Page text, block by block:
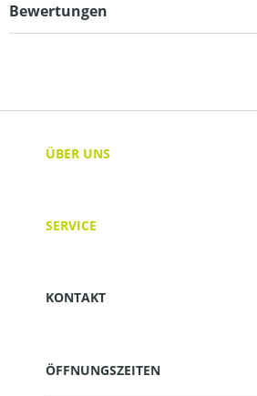
Bewertungen
ÜBER UNS
SERVICE
KONTAKT
ÖFFNUNGSZEITEN